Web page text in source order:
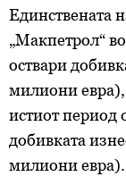
Единствената
„Макпетрол“
оствари
милиони
истиот период
добивката
милиони евра).